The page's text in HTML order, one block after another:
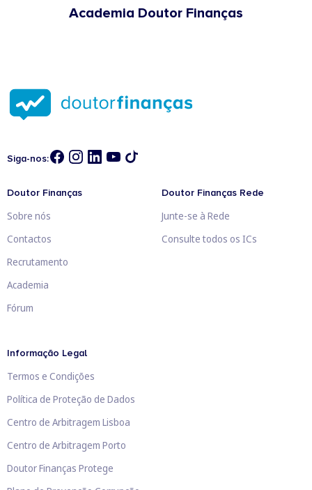
Academia Doutor Finanças
Siga-nos:
Doutor Finanças
Sobre nós
Contactos
Recrutamento
Academia
Fórum
Doutor Finanças Rede
Junte-se à Rede
Consulte todos os ICs
Informação Legal
Termos e Condições
Política de Proteção de Dados
Centro de Arbitragem Lisboa
Centro de Arbitragem Porto
Doutor Finanças Protege